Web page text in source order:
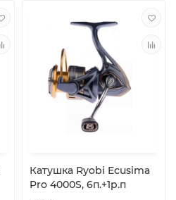
Катушка Ryobi Ecusima
Pro 4000S, 6п.+1р.п